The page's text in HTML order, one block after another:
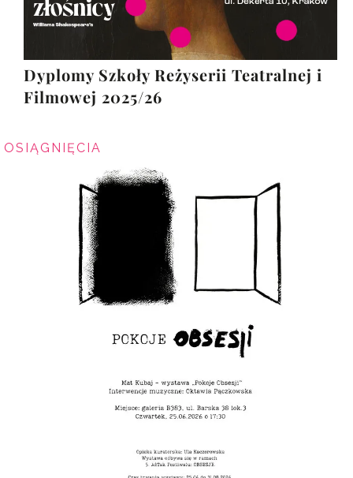
Dyplomy Szkoły Reżyserii Teatralnej i
Filmowej 2025/26
OSIĄGNIĘCIA